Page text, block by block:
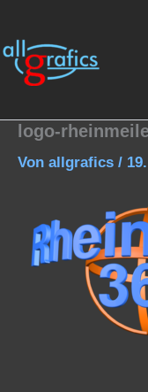
springen
logo-
Von allgrafics /